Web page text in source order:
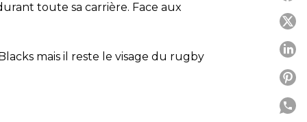
toute sa carrière. Face aux
mais il reste le visage du rugby